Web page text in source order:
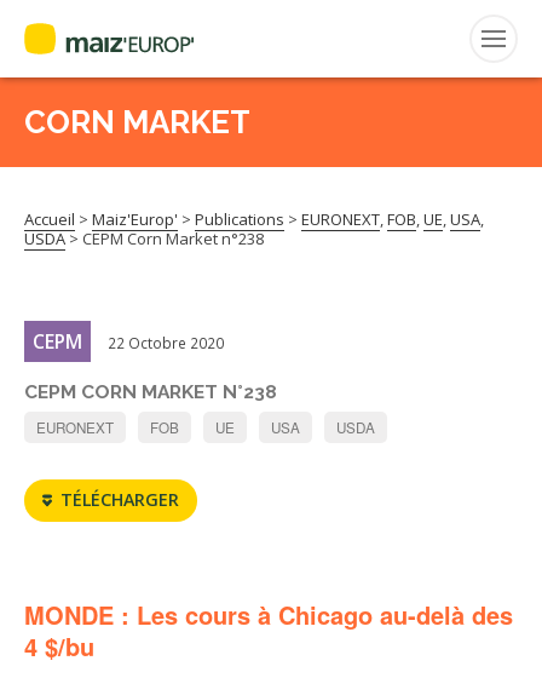
Rechercher
:
MAIZ’EUROP’
AGPM MAÏS DOUX
AGPM MAÏS SEMENCE
CEPM
CORN MARKET
Accueil > Maiz'Europ' > Publications > EURONEXT,FOB,UE,USA,
USDA> CEPM Corn Market n°238
CEPM 22 Octobre 2020
CEPM CORN MARKET N°238
EURONEXT FOB UE USA USDA
TÉLÉCHARGER
MONDE : Les cours à Chicago au-delà des
4 $/bu